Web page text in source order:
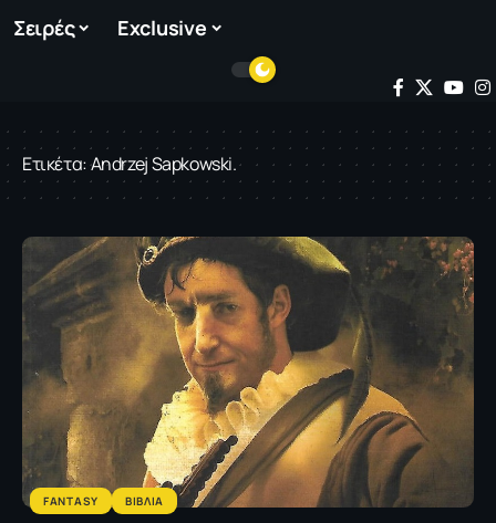
Σειρές Exclusive
Ετικέτα:Andrzej Sapkowski.
FANTASY ΒΙΒΛΙΑ